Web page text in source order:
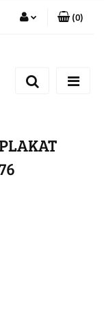
się
(0)